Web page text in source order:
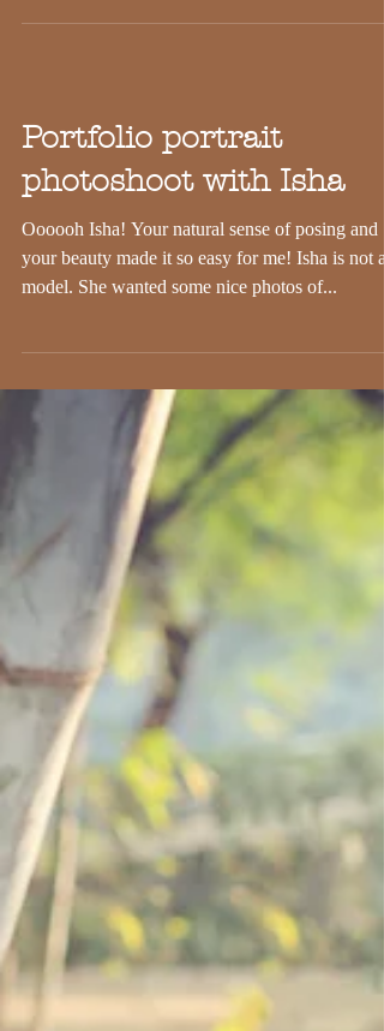
Portfolio portrait
photoshoot with Isha
Oooooh Isha! Your natural sense of posing and
your beauty made it so easy for me! Isha is not a